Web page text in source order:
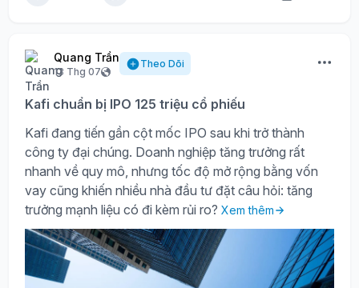
Quang Trần
13 Thg 07
Theo Dõi
Kafi chuẩn bị IPO 125 triệu cổ phiếu
Kafi đang tiến gần cột mốc IPO sau khi trở thành
công ty đại chúng. Doanh nghiệp tăng trưởng rất
nhanh về quy mô, nhưng tốc độ mở rộng bằng vốn
vay cũng khiến nhiều nhà đầu tư đặt câu hỏi: tăng
trưởng mạnh liệu có đi kèm rủi ro? Xem thêm